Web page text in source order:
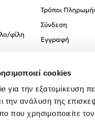
cookies
για την εξατομίκευση
την ανάλυση της
που χρησιμοποιείτε
φίλη
Τρόποι
Σύνδεση
Εγγραφή